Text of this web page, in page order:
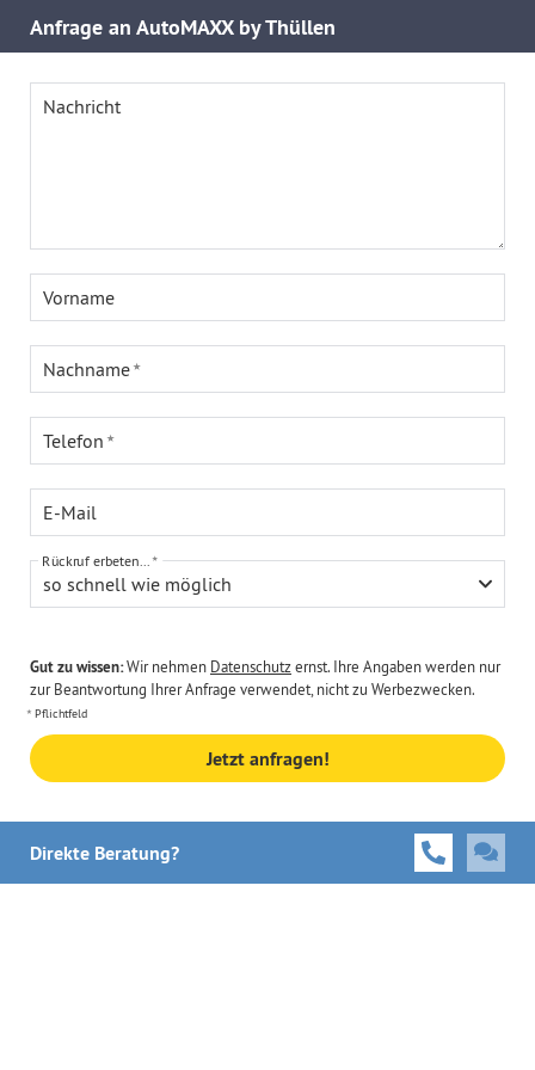
Anfrage an AutoMAXX by Thüllen
Nachricht
Vorname
Nachname
Telefon
E-Mail
so schnell wie möglich
Rückruf erbeten...
Gut zu wissen:Wir nehmen Datenschutzernst. Ihre Angaben werden nur
zur Beantwortung Ihrer Anfrage verwendet, nicht zu Werbezwecken.
Pflichtfeld
Jetzt anfragen!
Direkte Beratung?